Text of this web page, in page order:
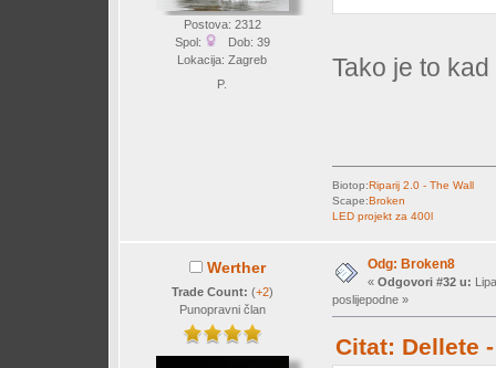
Postova: 2312
Spol:
Dob: 39
Lokacija: Zagreb
P.
Tako je to
Biotop:Riparij 2.0 - The Wall
Scape:Broken
LED projekt za 400l
Werther
Trade Count: (+2)
Punopravni član
Odg: Broken8
« Odgovori #32 u:
poslijepodne »
Citat: Dellete